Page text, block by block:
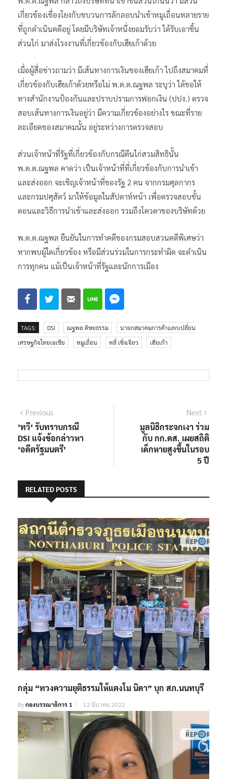
เกี่ยวข้องเชื่องโยงกับขบวนการลักลอบนำเข้าหมูเถื่อนหลายราย
ที่ถูกดำเนินคดีอยู่ โดยมีบริษัทเจ้าหนึ่งยอมรับว่า ได้รับเอาชิ้น
ส่วนไก่ มาส่งโรงงานที่เกี่ยวข้องกับเฮียเก้าด้วย
เมื่อผู้สื่อข่าวถามว่า มีเส้นทางการเงินของเฮียเก้า ไปถึงสมาคมที่
เกี่ยวข้องกับเฮียเก้าด้วยหรือไม่ พ.ต.ต.ณฐพล ระบุว่า ได้ขอให้
ทางสำนักงานป้องกันและปราบปรามการฟอกเงิน (ปปง.) ตรวจ
สอบเส้นทางการเงินอยู่ว่า มีความเกี่ยวข้องอย่างไร ขณะที่ราย
ละเอียดของสมาคมนั้น อยู่ระหว่างการตรวจสอบ
ส่วนเจ้าหน้าที่รัฐที่เกี่ยวข้องกับกรณีตีนไก่สวมสิทธินั้น
พ.ต.ต.ณฐพล คาดว่า เป็นเจ้าหน้าที่ที่เกี่ยวข้องกับการนำเข้า
และส่งออก จะเชิญเจ้าหน้าที่ของรัฐ 2 คน จากกรมศุลกากร
และกรมปศุสัตว์ มาให้ข้อมูลในสัปดาห์หน้า เพื่อตรวจสอบขั้น
ตอนและวิธีการนำเข้าและส่งออก รวมถึงโควตาของบริษัทด้วย
พ.ต.ต.ณฐพล ยืนยันในการทำคดีของกรมสอบสวนคดีพิเศษว่า
หากพบผู้ใดเกี่ยวข้อง หรือมีส่วนร่วมในการกระทำผิด จะดำเนิน
การทุกคน แม้เป็นเจ้าหน้าที่รัฐและนักการเมือง
TAGS: DSI ณฐพล ดิษยธรรม
นายกสมาคมการค้าแลกเปลี่ยน
เศรษฐกิจไทยเอเชีย
หมูเถื่อน หลี่ เซิ่งเจียว เฮียเก้า
แนะแนว
เรื่อง
PreviousPrevious
post:
’ทวี‘ รับทราบกรณี
DSI แจ้งข้อกล่าวหา
‘อดีตรัฐมนตรี’
Next
มูลนิธิกระจกเงา ร่วม
กับ กก.ดส. เผยสถิติ
เด็กหายสูงขึ้นในรอบ
5 ปี
RELATED POSTS
กลุ่ม “ทวงความยุติธรรมให้แตงโม นิดา” บุก สภ.นนทบุรี
Byกองบรรณาธิการ 1 12 มีนาคม 2022